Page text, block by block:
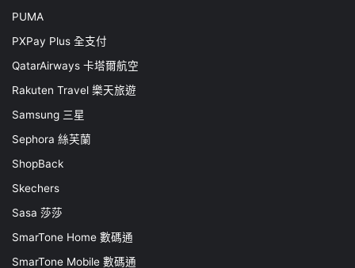
PUMA
PXPay Plus 全支付
QatarAirways 卡塔爾航空
Rakuten Travel 樂天旅遊
Samsung 三星
Sephora 絲芙蘭
ShopBack
Skechers
Sasa 莎莎
SmarTone Home 數碼通
SmarTone Mobile 數碼通